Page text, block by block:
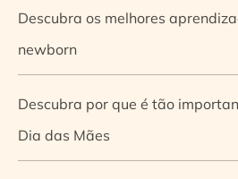
Descubra os melhores
newborn
Descubra por que é tão
Dia das Mães